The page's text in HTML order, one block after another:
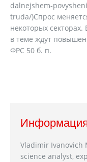
dalnejshem-
truda/)Спрос
некоторых
в теме ждут
ФРС 50 б. п.
Vladimir Ivanovich
science analyst,